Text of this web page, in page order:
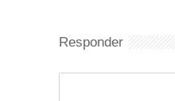
Responder